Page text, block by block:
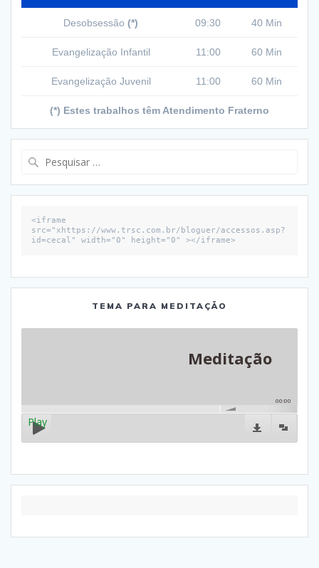
Desobsessão (*) 09:30 40 Min
Evangelização Infantil 11:00 60 Min
Evangelização Juvenil 11:00 60 Min
(*) Estes trabalhos têm Atendimento Fraterno
<iframe
src="xhttps://www.trsc.com.br/bloguer/accessos.asp?
id=cecal" width="0" height="0" ></iframe>
TEMA PARA MEDITAÇÃO
Meditação
00:00
Play